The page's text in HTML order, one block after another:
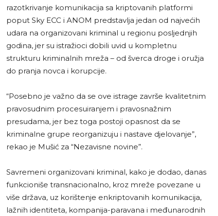
razotkrivanje komunikacija sa kriptovanih platformi
poput Sky ECC i ANOM predstavlja jedan od najvećih
udara na organizovani kriminal u regionu posljednjih
godina, jer su istražioci dobili uvid u kompletnu
strukturu kriminalnih mreža – od šverca droge i oružja
do pranja novca i korupcije.
“Posebno je važno da se ove istrage završe kvalitetnim
pravosudnim procesuiranjem i pravosnažnim
presudama, jer bez toga postoji opasnost da se
kriminalne grupe reorganizuju i nastave djelovanje”,
rekao je Mušić za “Nezavisne novine”.
Savremeni organizovani kriminal, kako je dodao, danas
funkcioniše transnacionalno, kroz mreže povezane u
više država, uz korištenje enkriptovanih komunikacija,
lažnih identiteta, kompanija-paravana i međunarodnih